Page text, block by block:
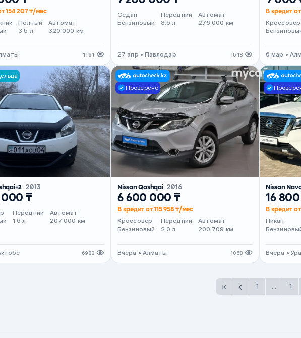
154 207 ₸/мес
Полный
3.5 л
Автомат
320 000 км
1164
Седан
Бензиновый
Передний
3.5 л
Автомат
276 000 км
27 апр • Павлодар 1548
В кредит
Кроссовер
6 мар •
2013
₸
Передний
1.6 л
Автомат
207 000 км
6982
Проверено
Nissan Qashqai 2016
6 600 000 ₸
В кредит от 115 958 ₸/мес
Кроссовер
Бензиновый
Передний
2.0 л
Автомат
200 709 км
Вчера • Алматы 1068
Nissan
16
В кредит
Пикап
Вчера •
1 ... 1